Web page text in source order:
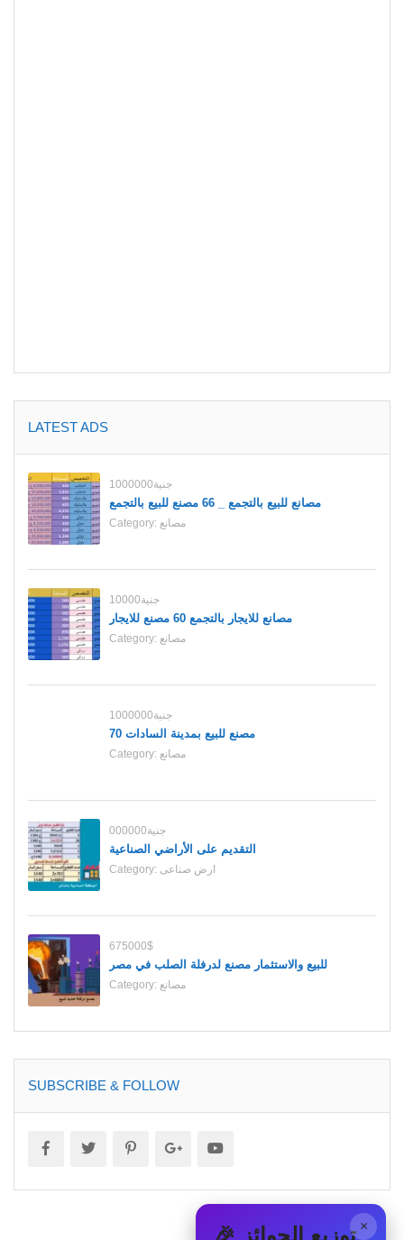
LATEST ADS
1000000جنية
مصانع للبيع بالتجمع _ 66 مصنع للبيع بالتجمع
Category: مصانع
10000جنية
مصانع للايجار بالتجمع 60 مصنع للايجار
Category: مصانع
1000000جنية
70 مصنع للبيع بمدينة السادات
Category: مصانع
000000جنية
التقديم على الأراضي الصناعية
Category: ارض صناعى
675000$
للبيع والاستثمار مصنع لدرفلة الصلب في مصر
Category: مصانع
SUBSCRIBE & FOLLOW
× 🎉 توزيع الجوائز